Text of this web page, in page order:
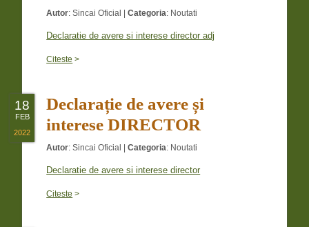
Autor:Sincai Oficial |Categoria: Noutati
Declaratie de avere si interese director adj
Citeste >
Declarație de avere și
interese DIRECTOR
Autor:Sincai Oficial |Categoria: Noutati
Declaratie de avere si interese director
Citeste >
18
FEB
2022